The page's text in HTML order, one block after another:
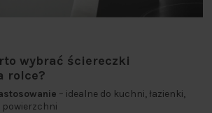
wybrać ściereczki
rolce?
– idealne do kuchni, łazienki,